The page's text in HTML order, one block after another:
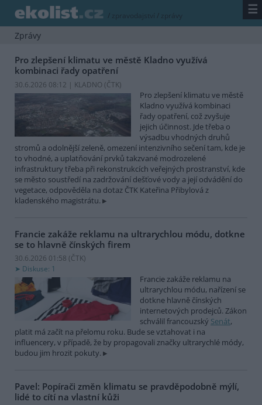
/ zpravodajství / zprávy ☰
Zprávy
Pro zlepšení klimatu ve městě Kladno využívá
kombinaci řady opatření
30.6.2026 08:12 | KLADNO (ČTK)
Pro zlepšení klimatu ve městě
Kladno využívá kombinaci
řady opatření, což zvyšuje
jejich účinnost. Jde třeba o
výsadbu vhodných druhů
stromů a odolnější zeleně, omezení intenzivního sečení tam, kde je
to vhodné, a uplatňování prvků takzvané modrozelené
infrastruktury třeba při rekonstrukcích veřejných prostranství, kde
se město soustředí na zadržování dešťové vody a její odvádění do
vegetace, odpověděla na dotaz ČTK Kateřina Přibylová z
kladenského magistrátu.
Francie zakáže reklamu na ultrarychlou módu, dotkne
se to hlavně čínských firem
30.6.2026 01:58 (ČTK)
Diskuse: 1
Francie zakáže reklamu na
ultrarychlou módu, nařízení se
dotkne hlavně čínských
internetových prodejců. Zákon
schválil francouzský Senát,
platit má začít na přelomu roku. Bude se vztahovat i na
influencery, v případě, že by propagovali značky ultrarychlé módy,
budou jim hrozit pokuty.
Pavel: Popírači změn klimatu se pravděpodobně mýlí,
lidé to cítí na vlastní kůži